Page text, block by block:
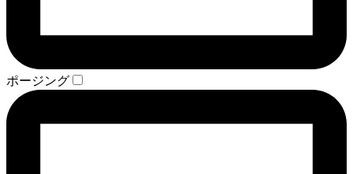
ポージング